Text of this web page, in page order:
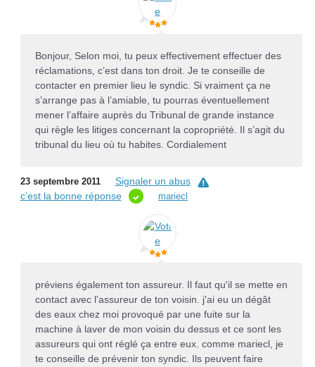
Bonjour, Selon moi, tu peux effectivement effectuer des
réclamations, c’est dans ton droit. Je te conseille de
contacter en premier lieu le syndic. Si vraiment ça ne
s’arrange pas à l’amiable, tu pourras éventuellement
mener l’affaire auprès du Tribunal de grande instance
qui règle les litiges concernant la copropriété. Il s’agit du
tribunal du lieu où tu habites. Cordialement
23 septembre 2011
Signaler un abus
c’est la bonne réponse
mariecl
préviens également ton assureur. Il faut qu'il se mette en
contact avec l'assureur de ton voisin. j'ai eu un dégât
des eaux chez moi provoqué par une fuite sur la
machine à laver de mon voisin du dessus et ce sont les
assureurs qui ont réglé ça entre eux. comme mariecl, je
te conseille de prévenir ton syndic. Ils peuvent faire